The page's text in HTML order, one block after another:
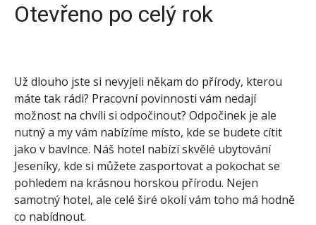
Otevřeno po celý rok
Už dlouho jste si nevyjeli někam do přírody, kterou
máte tak rádi? Pracovní povinnosti vám nedají
možnost na chvíli si odpočinout? Odpočinek je ale
nutný a my vám nabízíme místo, kde se budete cítit
jako v bavlnce. Náš hotel nabízí skvělé ubytování
Jeseníky, kde si můžete zasportovat a pokochat se
pohledem na krásnou horskou přírodu. Nejen
samotný hotel, ale celé širé okolí vám toho má hodně
co nabídnout.